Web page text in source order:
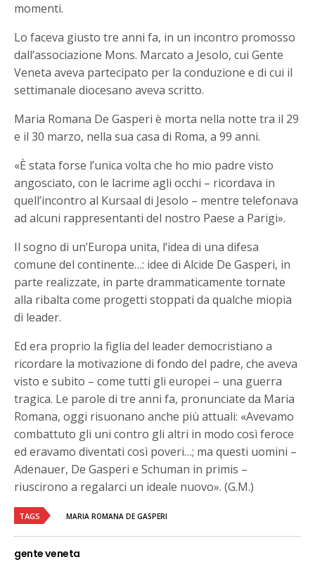
momenti.
Lo faceva giusto tre anni fa, in un incontro promosso
dall’associazione Mons. Marcato a Jesolo, cui Gente
Veneta aveva partecipato per la conduzione e di cui il
settimanale diocesano aveva scritto.
Maria Romana De Gasperi è morta nella notte tra il 29
e il 30 marzo, nella sua casa di Roma, a 99 anni.
«È stata forse l’unica volta che ho mio padre visto
angosciato, con le lacrime agli occhi – ricordava in
quell’incontro al Kursaal di Jesolo – mentre telefonava
ad alcuni rappresentanti del nostro Paese a Parigi».
Il sogno di un’Europa unita, l’idea di una difesa
comune del continente…: idee di Alcide De Gasperi, in
parte realizzate, in parte drammaticamente tornate
alla ribalta come progetti stoppati da qualche miopia
di leader.
Ed era proprio la figlia del leader democristiano a
ricordare la motivazione di fondo del padre, che aveva
visto e subito – come tutti gli europei – una guerra
tragica. Le parole di tre anni fa, pronunciate da Maria
Romana, oggi risuonano anche più attuali: «Avevamo
combattuto gli uni contro gli altri in modo così feroce
ed eravamo diventati così poveri…; ma questi uomini –
Adenauer, De Gasperi e Schuman in primis –
riuscirono a regalarci un ideale nuovo». (G.M.)
TAGS MARIA ROMANA DE GASPERI
gente veneta